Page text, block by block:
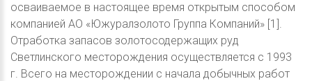
осваиваемое в настоящее время открытым способом
компанией АО «Южуралзолото Группа Компаний» [1].
Отработка запасов золотосодержащих руд
Светлинского месторождения осуществляется с 1993
г. Всего на месторождении с начала добычных работ